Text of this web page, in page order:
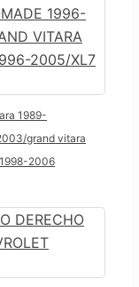
1989-
grand vitara
2006